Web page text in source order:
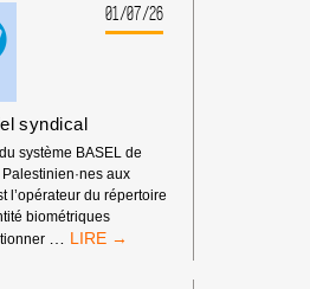
01/07/26
syndical
système BASEL de
aux
l’opérateur du répertoire
biométriques
BOYCOTT